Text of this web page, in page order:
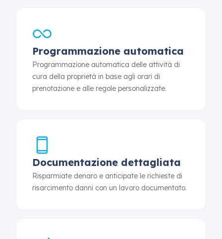
Programmazione automatica
Programmazione automatica delle attività di
cura della proprietà in base agli orari di
prenotazione e alle regole personalizzate.
Documentazione dettagliata
Risparmiate denaro e anticipate le richieste di
risarcimento danni con un lavoro documentato.